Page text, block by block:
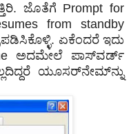
ಜೊತೆಗೆ Prompt for
from standby
ಏಕೆಂದರೆ ಇದು
ಅದಮೇಲೆ ಪಾಸ್‌ವರ್ಡ್
ಯೂಸರ್‌ನೇಮ್‌ನ್ನು